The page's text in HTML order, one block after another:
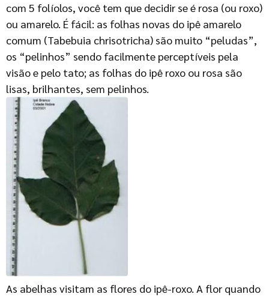
com 5 folíolos, você tem que decidir se é rosa (ou roxo)
ou amarelo. É fácil: as folhas novas do ipê amarelo
comum (Tabebuia chrisotricha) são muito “peludas”,
os “pelinhos” sendo facilmente perceptíveis pela
visão e pelo tato; as folhas do ipê roxo ou rosa são
lisas, brilhantes, sem pelinhos.
As abelhas visitam as flores do ipê-roxo. A flor quando